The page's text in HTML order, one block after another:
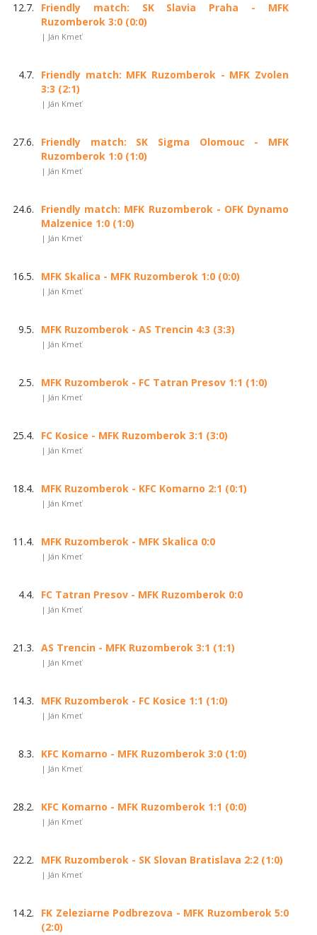
12.7.
Friendly match: SK Slavia Praha - MFK
Ruzomberok 3:0 (0:0)
| Ján Kmeť
4.7.
Friendly match: MFK Ruzomberok - MFK Zvolen
3:3 (2:1)
| Ján Kmeť
27.6.
Friendly match: SK Sigma Olomouc - MFK
Ruzomberok 1:0 (1:0)
| Ján Kmeť
24.6.
Friendly match: MFK Ruzomberok - OFK Dynamo
Malzenice 1:0 (1:0)
| Ján Kmeť
16.5. MFK Skalica - MFK Ruzomberok 1:0 (0:0)
| Ján Kmeť
9.5. MFK Ruzomberok - AS Trencin 4:3 (3:3)
| Ján Kmeť
2.5. MFK Ruzomberok - FC Tatran Presov 1:1 (1:0)
| Ján Kmeť
25.4. FC Kosice - MFK Ruzomberok 3:1 (3:0)
| Ján Kmeť
18.4. MFK Ruzomberok - KFC Komarno 2:1 (0:1)
| Ján Kmeť
11.4. MFK Ruzomberok - MFK Skalica 0:0
| Ján Kmeť
4.4. FC Tatran Presov - MFK Ruzomberok 0:0
| Ján Kmeť
21.3. AS Trencin - MFK Ruzomberok 3:1 (1:1)
| Ján Kmeť
14.3. MFK Ruzomberok - FC Kosice 1:1 (1:0)
| Ján Kmeť
8.3. KFC Komarno - MFK Ruzomberok 3:0 (1:0)
| Ján Kmeť
28.2. KFC Komarno - MFK Ruzomberok 1:1 (0:0)
| Ján Kmeť
22.2. MFK Ruzomberok - SK Slovan Bratislava 2:2 (1:0)
| Ján Kmeť
14.2.
FK Zeleziarne Podbrezova - MFK Ruzomberok 5:0
(2:0)